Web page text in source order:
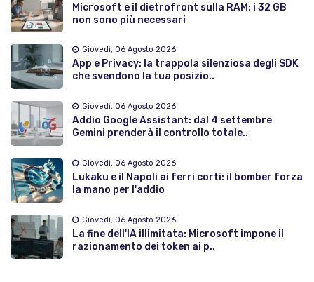
Microsoft e il dietrofront sulla RAM: i 32 GB
non sono più necessari
Giovedì, 06 Agosto 2026
App e Privacy: la trappola silenziosa degli SDK
che svendono la tua posizio..
Giovedì, 06 Agosto 2026
Addio Google Assistant: dal 4 settembre
Gemini prenderà il controllo totale..
Giovedì, 06 Agosto 2026
Lukaku e il Napoli ai ferri corti: il bomber forza
la mano per l'addio
Giovedì, 06 Agosto 2026
La fine dell'IA illimitata: Microsoft impone il
razionamento dei token ai p..